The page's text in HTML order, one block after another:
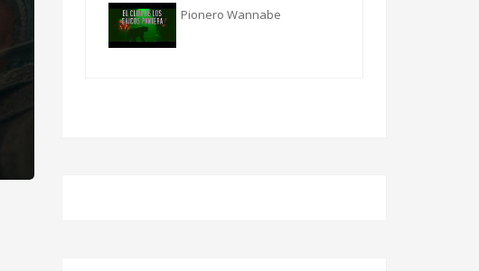
Pionero Wannabe